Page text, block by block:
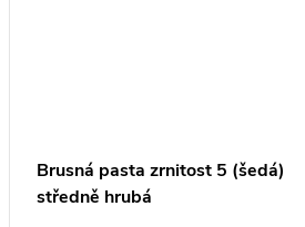
Brusná pasta zrnitost 5 (šedá)
středně hrubá